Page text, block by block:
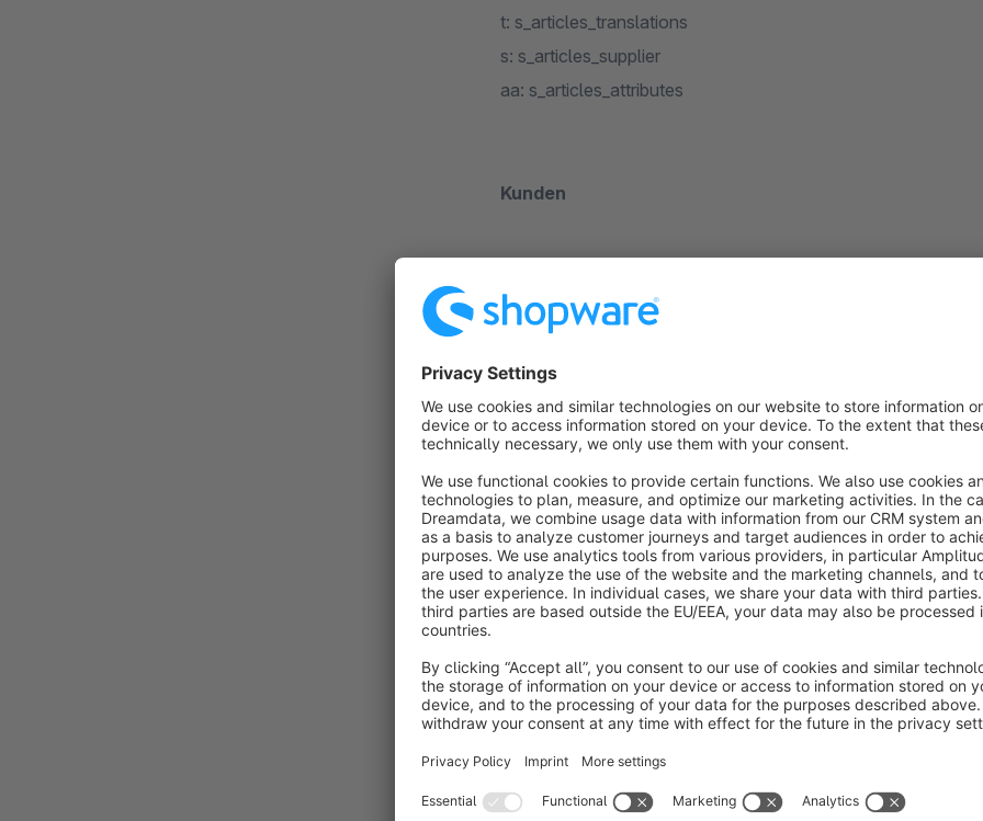
t: s_articles_translations
s: s_articles_supplier
aa: s_articles_attributes
Kunden
u: s_user
b: s_user_billingaddress
s: s_user_shippingaddress
ua: s_user_attributes
o: s_order
d: s_order_documents
b: s_order_billingaddress
p: s_core_paymentmeans
oa: s_order_attributes
So könnten Sie die Einstellung für Artikel vornehmen um